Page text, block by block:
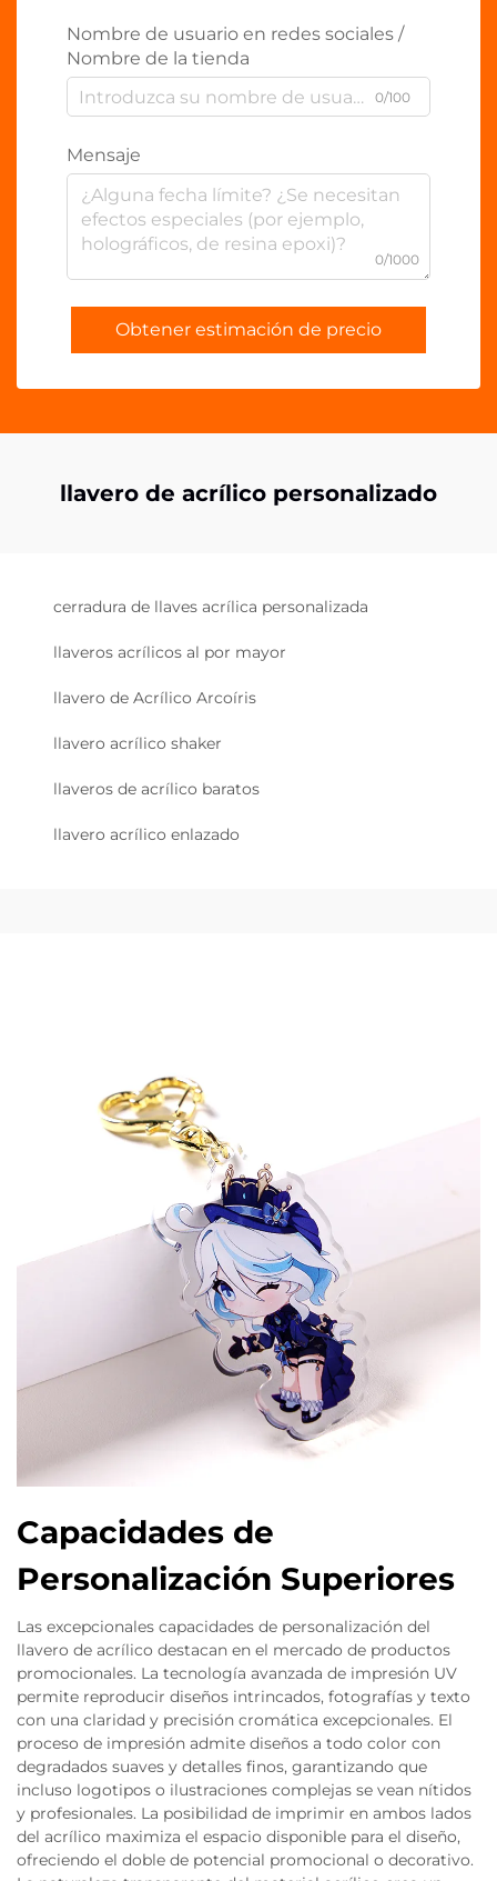
Nombre de usuario en redes sociales /
Nombre de la tienda
0/100
Mensaje
0/1000
Obtener estimación de precio
llavero de acrílico personalizado
cerradura de llaves acrílica personalizada
llaveros acrílicos al por mayor
llavero de Acrílico Arcoíris
llavero acrílico shaker
llaveros de acrílico baratos
llavero acrílico enlazado
Capacidades de
Personalización Superiores
Las excepcionales capacidades de personalización del
llavero de acrílico destacan en el mercado de productos
promocionales. La tecnología avanzada de impresión UV
permite reproducir diseños intrincados, fotografías y texto
con una claridad y precisión cromática excepcionales. El
proceso de impresión admite diseños a todo color con
degradados suaves y detalles finos, garantizando que
incluso logotipos o ilustraciones complejas se vean nítidos
y profesionales. La posibilidad de imprimir en ambos lados
del acrílico maximiza el espacio disponible para el diseño,
ofreciendo el doble de potencial promocional o decorativo.